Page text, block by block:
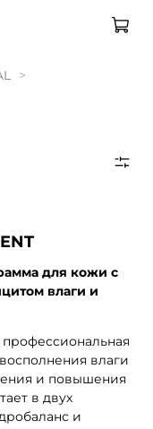
для кожи с
влаги и
профессиональная
влаги
и повышения
в двух
и